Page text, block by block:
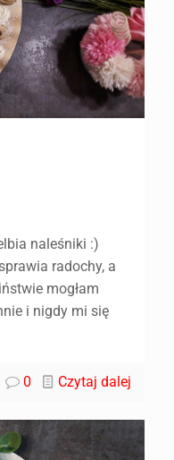
naleśniki :)
radochy, a
mogłam
i nigdy mi się
0 Czytaj dalej